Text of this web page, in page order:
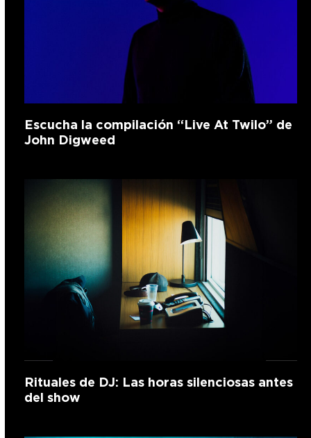
Escucha la compilación “Live At Twilo” de
John Digweed
Rituales de DJ: Las horas silenciosas antes
del show